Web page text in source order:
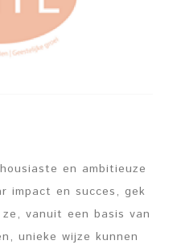
en ambitieuze
impact en succes, gek
vanuit een basis van
unieke wijze kunnen